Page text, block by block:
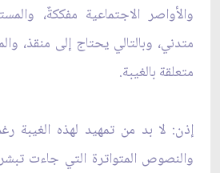
والأواصر الاجتماعية مفككةٌ،
متدني، وبالتالي يحتاج إلى منقذ،
متعلقة بالغيبة.
إذن: لا بد من تمهيد لهذه الغيبة
والنصوص المتواترة التي جاءت